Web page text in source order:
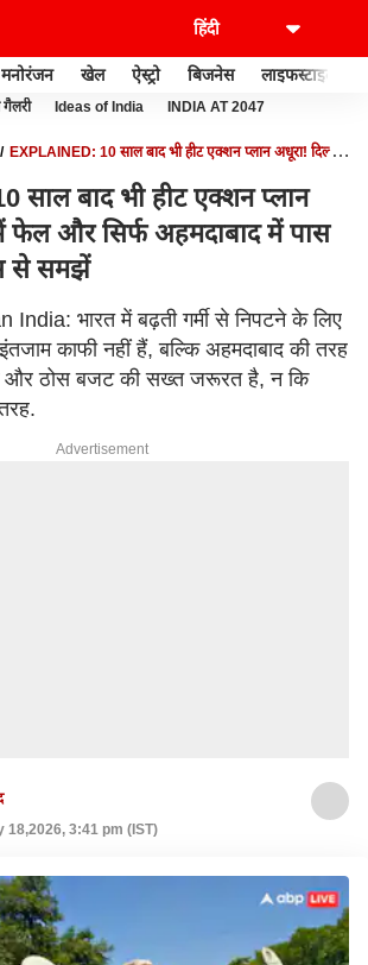
मनोरंजन खेल ऐस्ट्रो बिजनेस लाइफस्टाइल
गैलरी Ideas of India INDIA AT 2047
EXPLAINED: 10 साल बाद भी हीट एक्शन प्लान अधूरा! दिल्ली
साल बाद भी हीट एक्शन प्लान
फेल और सिर्फ अहमदाबाद में पास
से समझें
भारत में बढ़ती गर्मी से निपटने के लिए
काफी नहीं हैं, बल्कि अहमदाबाद की तरह
और ठोस बजट की सख्त जरूरत है, न कि
Advertisement
18,2026, 3:41 pm (IST)